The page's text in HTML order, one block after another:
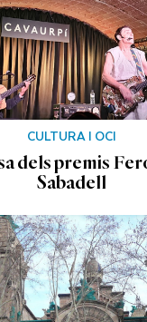
CULTURA I OCI
dels premis
Sabadell